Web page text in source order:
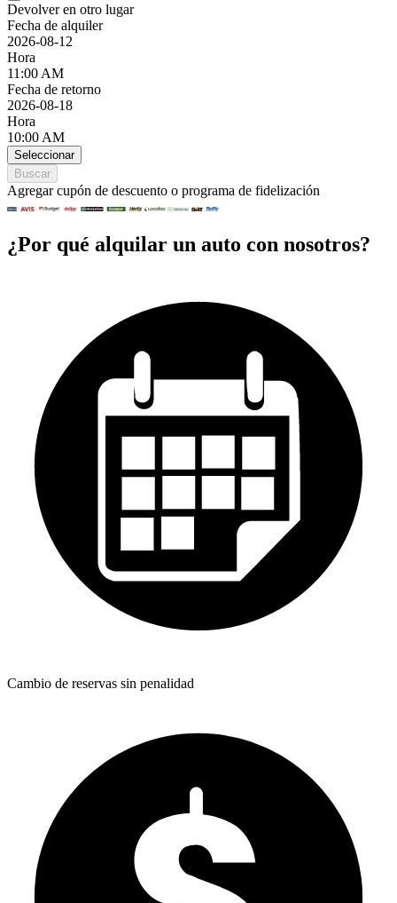
Devolver en otro lugar
Fecha de alquiler
2026-08-12
Hora
11:00 AM
Fecha de retorno
2026-08-18
Hora
10:00 AM
Seleccionar
Buscar
Agregar cupón de descuento o programa de fidelización
¿Por qué alquilar un auto con nosotros?
Cambio de reservas sin penalidad